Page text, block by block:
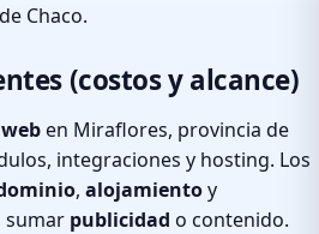
Chaco.
(costos y alcance)
en Miraflores, provincia de
integraciones y hosting. Los
, alojamientoy
sumar publicidad o contenido.